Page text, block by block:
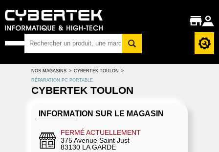
NOS MAGASINS > CYBERTEK TOULON
>
RÉPARATION PC PORTABLE
CYBERTEK TOULON
INFORMATION SUR LE MAGASIN
FERMÉ ACTUELLEMENT
375 Avenue Saint Just
83130 LA GARDE